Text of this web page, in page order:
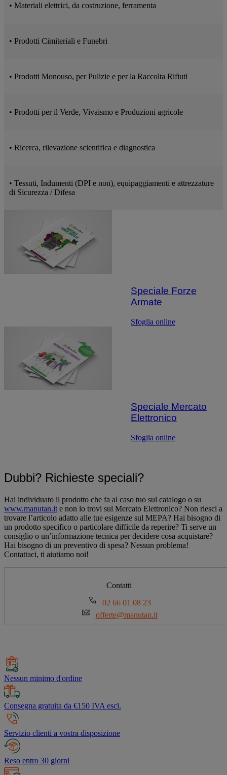
• Materiali elettrici, da costruzione, ferramenta
• Prodotti Cimiteriali e Funebri
• Prodotti Monouso, per Pulizie e per la Raccolta Rifiuti
• Prodotti per il Verde, Vivaismo e Produzioni agricole
• Ricerca, rilevazione scientifica e diagnostica
• Tessuti, Indumenti (DPI e non), equipaggiamenti e attrezzature
di Sicurezza / Difesa
Speciale Forze
Armate
Sfoglia online
Speciale Mercato
Elettronico
Sfoglia online
Dubbi? Richieste speciali?
Hai individuato il prodotto che fa al caso tuo sul catalogo o su
www.manutan.it e non lo trovi sul Mercato Elettronico? Non riesci a
trovare l’articolo adatto alle tue esigenze sul MEPA? Hai bisogno di
un prodotto specifico o particolare difficile da reperire? Ti serve un
consiglio o un’informazione tecnica per decidere cosa acquistare?
Hai bisogno di un preventivo di spesa? Nessun problema!
Contattaci, ti aiutiamo noi!
Contatti
02 66 01 08 23
offerte@manutan.it
Nessun minimo d'ordine
Consegna gratuita da €150 IVA escl.
Servizio clienti a vostra disposizione
Reso entro 30 giorni